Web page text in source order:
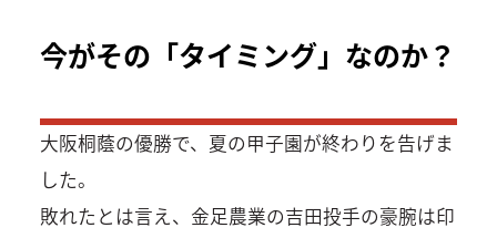
今がその「タイミング」なのか？
大阪桐蔭の優勝で、夏の甲子園が終わりを告げま
した。
敗れたとは言え、金足農業の吉田投手の豪腕は印